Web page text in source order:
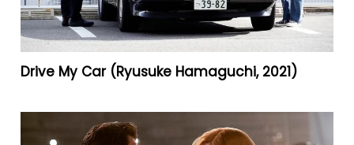
Drive My Car (Ryusuke Hamaguchi, 2021)